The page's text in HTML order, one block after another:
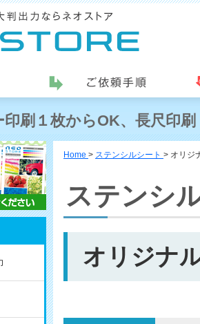
刷１枚からOK、長尺印
Home > ステンシルシート > オリジ
ステンシ
オリジナ